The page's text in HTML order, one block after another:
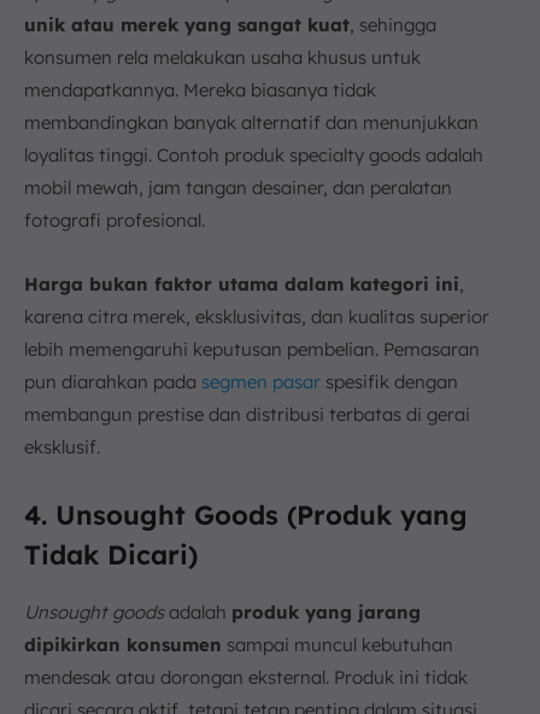
unik atau merek yang sangat kuat , sehingga
konsumen rela melakukan usaha khusus untuk
mendapatkannya. Mereka biasanya tidak
membandingkan banyak alternatif dan menunjukkan
loyalitas tinggi. Contoh produk specialty goods adalah
mobil mewah, jam tangan desainer, dan peralatan
fotografi profesional.
Harga bukan faktor utama dalam kategori ini
karena citra merek, eksklusivitas, dan kualitas superior
lebih memengaruhi keputusan pembelian. Pemasaran
pun diarahkan pada segmen pasar spesifik dengan
membangun prestise dan distribusi terbatas di gerai
eksklusif.
4. Unsought Goods (Produk yang
Tidak Dicari)
Unsought goodsadalah produk yang jarang
dipikirkan konsumen sampai muncul kebutuhan
mendesak atau dorongan eksternal. Produk ini tidak
dicari secara aktif, tetapi tetap penting dalam situasi